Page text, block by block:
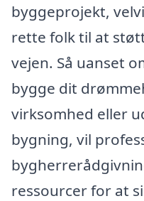
byggeprojekt,
rette folk til at
vejen. Så uanset
bygge dit
virksomhed eller
bygning, vil
ressourcer for at